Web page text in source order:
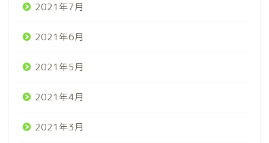
2021年7月
2021年6月
2021年5月
2021年4月
2021年3月